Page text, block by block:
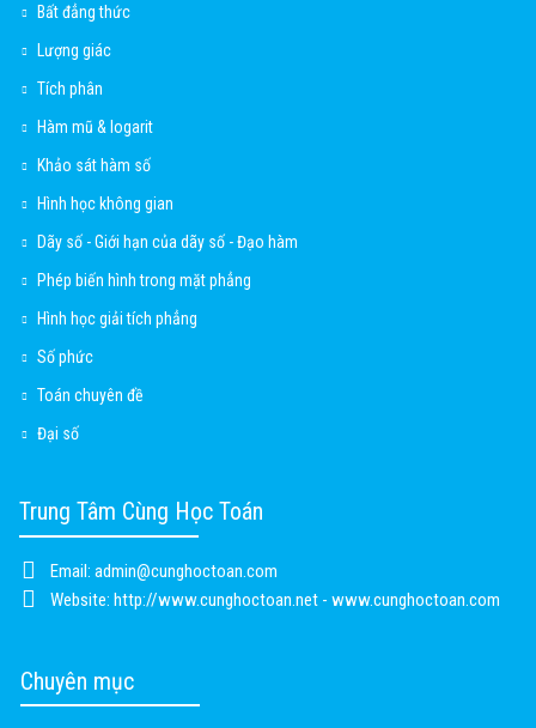
Bất đẳng thức
Lượng giác
Tích phân
Hàm mũ & logarit
Khảo sát hàm số
Hình học không gian
Dãy số - Giới hạn của dãy số - Đạo hàm
Phép biến hình trong mặt phẳng
Hình học giải tích phẳng
Số phức
Toán chuyên đề
Đại số
Trung Tâm Cùng Học Toán
Email: admin@cunghoctoan.com
Website: http://www.cunghoctoan.net - www.cunghoctoan.com
Chuyên mục